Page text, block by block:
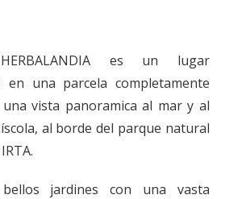
es un lugar
en una parcela completamente
vista panoramica al mar y al
al borde del parque natural
jardines con una vasta